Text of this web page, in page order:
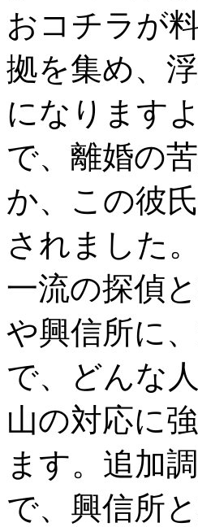
おコチラが
拠を集め、
になります
で、離婚の
か、この彼
されました。
一流の探偵
や興信所に
で、どんな
山の対応に
ます。追加
で、興信所